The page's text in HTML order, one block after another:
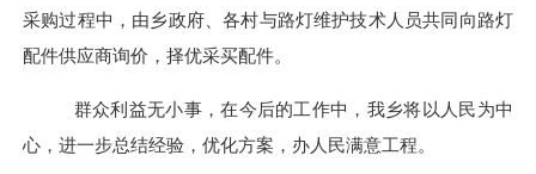
采购过程中，由乡政府、各村与路灯维护技术人员共同向路灯
配件供应商询价，择优采买配件。
群众利益无小事，在今后的工作中，我乡将以人民为中
心，进一步总结经验，优化方案，办人民满意工程。